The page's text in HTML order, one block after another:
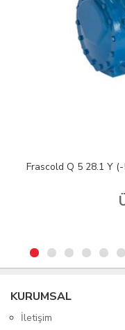
Frascold Q 5 28.1 Y
KURUMSAL
İletişim